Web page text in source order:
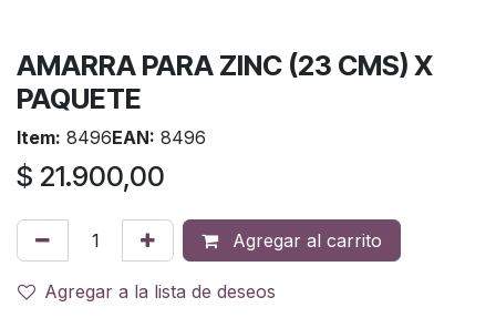
AMARRA PARA ZINC (23 CMS) X
PAQUETE
Item: 8496EAN: 8496
$ 21.900,00
Agregar al carrito
Agregar a la lista de deseos